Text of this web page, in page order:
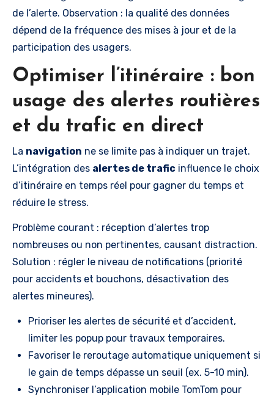
de l’alerte. Observation : la qualité des données
dépend de la fréquence des mises à jour et de la
participation des usagers.
Optimiser l’itinéraire : bon
usage des alertes routières
et du trafic en direct
La navigation ne se limite pas à indiquer un trajet.
L’intégration des alertes de trafic influence le choix
d’itinéraire en temps réel pour gagner du temps et
réduire le stress.
Problème courant : réception d’alertes trop
nombreuses ou non pertinentes, causant distraction.
Solution : régler le niveau de notifications (priorité
pour accidents et bouchons, désactivation des
alertes mineures).
Prioriser les alertes de sécurité et d’accident,
limiter les popup pour travaux temporaires.
Favoriser le reroutage automatique uniquement si
le gain de temps dépasse un seuil (ex. 5-10 min).
Synchroniser l’application mobile TomTom pour